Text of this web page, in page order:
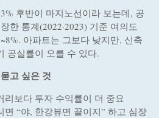
후반이 마지노선이라 보는데, 공
한 통계(2022·2023) 기준 여의도
아파트는 그보다 낮지만, 신축
공실률이 오를 수 있다.
고 싶은 것
리보다 투자 수익률이 더 중요
면 “야, 한강뷰면 끝이지” 하고 심장